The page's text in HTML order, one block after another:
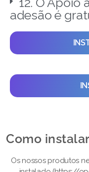
adesão é
Como
Os nossos produtos